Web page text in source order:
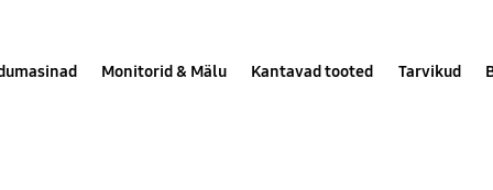
Monitorid & Mälu Kantavad tooted Tarvikud